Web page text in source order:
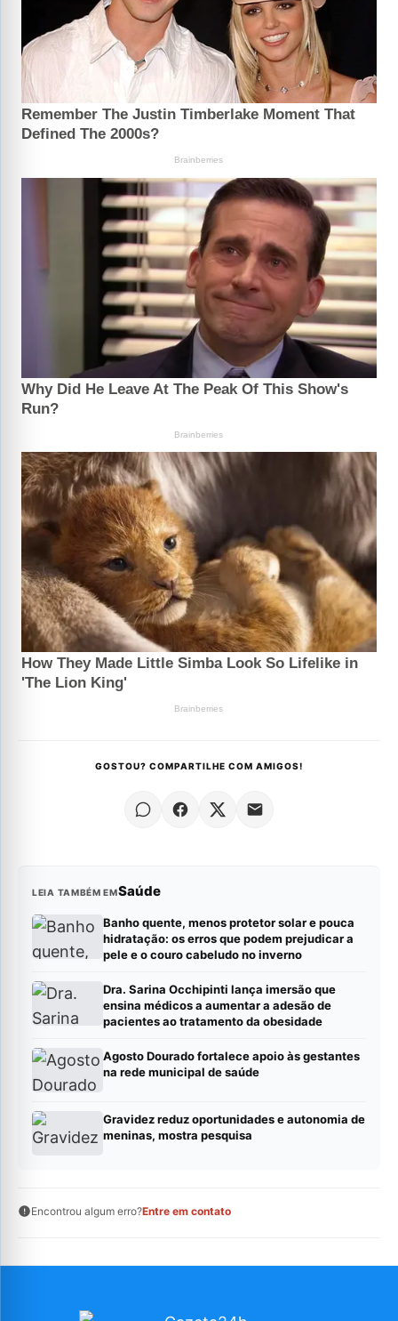
GOSTOU? COMPARTILHE COM AMIGOS!
LEIA TAMBÉM EMSaúde
Banho quente, menos protetor solar e pouca
hidratação: os erros que podem prejudicar a
pele e o couro cabeludo no inverno
Dra. Sarina Occhipinti lança imersão que
ensina médicos a aumentar a adesão de
pacientes ao tratamento da obesidade
Agosto Dourado fortalece apoio às gestantes
na rede municipal de saúde
Gravidez reduz oportunidades e autonomia de
meninas, mostra pesquisa
Encontrou algum erro?Entre em contato